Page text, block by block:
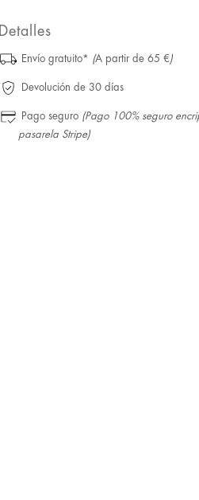
Detalles
Envío gratuito* (A partir de 65 €)
Devolución de 30 días
Pago seguro (Pago 100% seguro
pasarela Stripe)